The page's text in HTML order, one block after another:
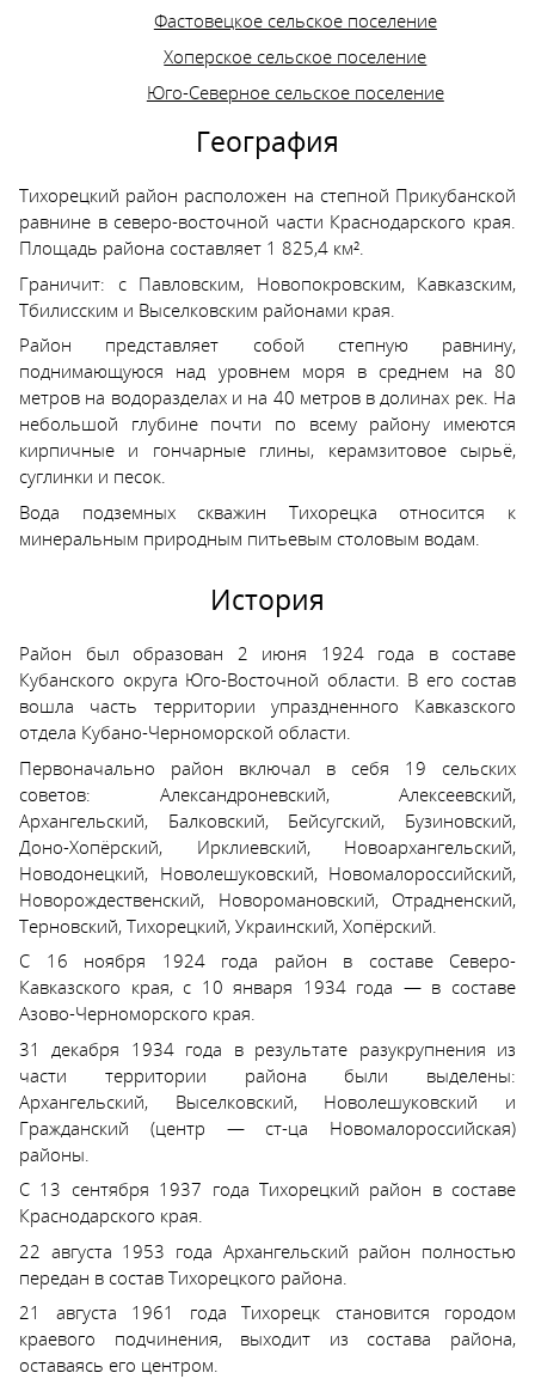
Фастовецкое сельское поселение
Хоперское сельское поселение
Юго-Северное сельское поселение
География
Тихорецкий район расположен на степной Прикубанской
равнине в северо-восточной части Краснодарского края.
Площадь района составляет 1 825,4 км².
Граничит: с Павловским, Новопокровским, Кавказским,
Тбилисским и Выселковским районами края.
Район представляет собой степную равнину,
поднимающуюся над уровнем моря в среднем на 80
метров на водоразделах и на 40 метров в долинах рек. На
небольшой глубине почти по всему району имеются
кирпичные и гончарные глины, керамзитовое сырьё,
суглинки и песок.
Вода подземных скважин Тихорецка относится к
минеральным природным питьевым столовым водам.
История
Район был образован 2 июня 1924 года в составе
Кубанского округа Юго-Восточной области. В его состав
вошла часть территории упраздненного Кавказского
отдела Кубано-Черноморской области.
Первоначально район включал в себя 19 сельских
советов: Александроневский, Алексеевский,
Архангельский, Балковский, Бейсугский, Бузиновский,
Доно-Хопёрский, Ирклиевский, Новоархангельский,
Новодонецкий, Новолешуковский, Новомалороссийский,
Новорождественский, Новоромановский, Отрадненский,
Терновский, Тихорецкий, Украинский, Хопёрский.
С 16 ноября 1924 года район в составе Северо-
Кавказского края, с 10 января 1934 года — в составе
Азово-Черноморского края.
31 декабря 1934 года в результате разукрупнения из
части территории района были выделены:
Архангельский, Выселковский, Новолешуковский и
Гражданский (центр — ст-ца Новомалороссийская)
районы.
С 13 сентября 1937 года Тихорецкий район в составе
Краснодарского края.
22 августа 1953 года Архангельский район полностью
передан в состав Тихорецкого района.
21 августа 1961 года Тихорецк становится городом
краевого подчинения, выходит из состава района,
оставаясь его центром.